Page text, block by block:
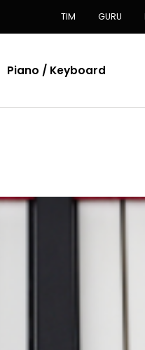
TIM GURU
Piano / Keyboard